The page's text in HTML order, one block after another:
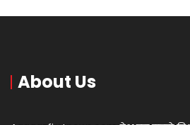
About Us